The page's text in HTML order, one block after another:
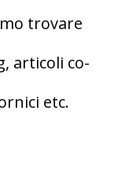
trovare
articoli co-
etc.